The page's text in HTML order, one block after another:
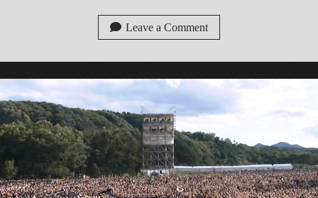
Leave a Comment